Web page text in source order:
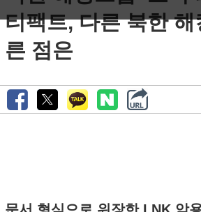
티팩트, 다른 북한
른 점은